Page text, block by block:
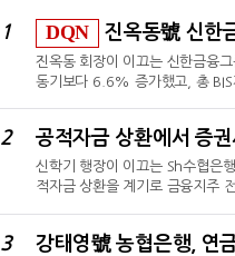
1 DQN 진옥동號 신한
진옥동 회장이 이끄는 신한금융
동기보다 6.6% 증가했고, 총
진하고 있다. 신종자본증권(AT1)
2
신학기 행장이 이끄는 Sh수협은
적자금 상환을 계기로 금융지주
별 증권사 매입을 넘어 2022년부
3